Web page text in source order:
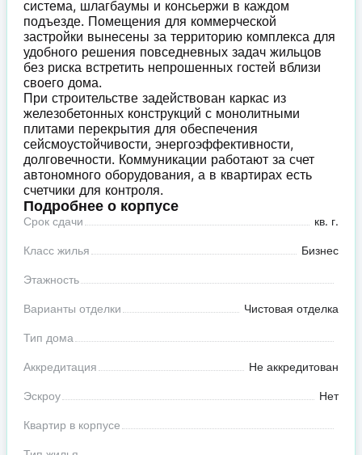
система, шлагбаумы и консьержи в каждом
подъезде. Помещения для коммерческой
застройки вынесены за территорию комплекса для
удобного решения повседневных задач жильцов
без риска встретить непрошенных гостей вблизи
своего дома.
При строительстве задействован каркас из
железобетонных конструкций с монолитными
плитами перекрытия для обеспечения
сейсмоустойчивости, энергоэффективности,
долговечности. Коммуникации работают за счет
автономного оборудования, а в квартирах есть
счетчики для контроля.
Подробнее о корпусе
Срок сдачи кв. г.
Класс жилья Бизнес
Этажность
Варианты отделки Чистовая отделка
Тип дома
Аккредитация Не аккредитован
Эскроу Нет
Квартир в корпусе